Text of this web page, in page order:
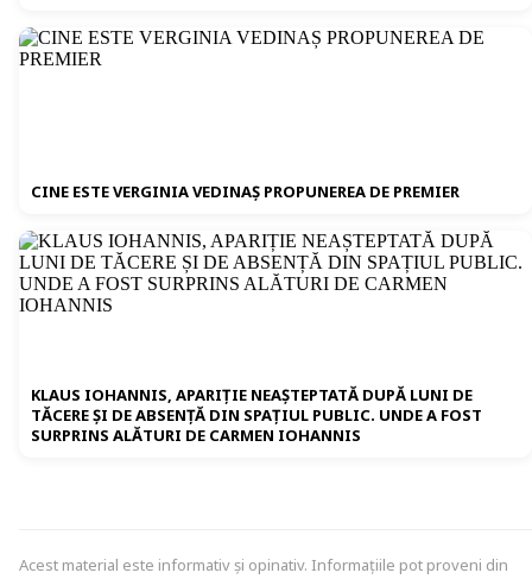
CINE ESTE VERGINIA VEDINAȘ PROPUNEREA DE PREMIER
KLAUS IOHANNIS, APARIȚIE NEAȘTEPTATĂ DUPĂ LUNI DE
TĂCERE ȘI DE ABSENȚĂ DIN SPAȚIUL PUBLIC. UNDE A FOST
SURPRINS ALĂTURI DE CARMEN IOHANNIS
Acest material este informativ și opinativ. Informațiile pot proveni din